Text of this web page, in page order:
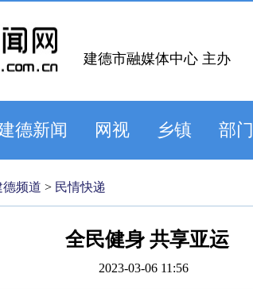
建德市融媒体中心 主办
德新闻 网视 乡镇 部门
德频道 > 民情快递
全民健身 共享亚运
2023-03-06 11:56